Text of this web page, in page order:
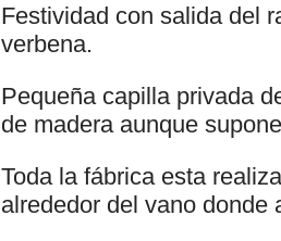
Festividad con salida del
verbena.
Pequeña capilla privada
de madera aunque
Toda la fábrica esta
alrededor del vano donde